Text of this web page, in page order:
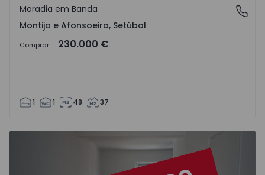
Montijo e Afonsoeiro, Setúbal
Moradia em Banda
Montijo e Afonsoeiro, Setúbal
Comprar 230.000 €
1 1 48 37
Apartamento T3 Alcochete, Samouco - 1564322 - 3